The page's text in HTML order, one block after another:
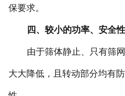
保要求。
四、较小的功率、安全
由于筛体静止、只有筛
大大降低，且转动部分均有